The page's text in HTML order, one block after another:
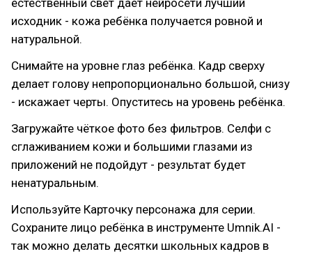
естественный свет даёт нейросети лучший
исходник - кожа ребёнка получается ровной и
натуральной.
Снимайте на уровне глаз ребёнка. Кадр сверху
делает голову непропорционально большой, снизу
- искажает черты. Опуститесь на уровень ребёнка.
Загружайте чёткое фото без фильтров. Селфи с
сглаживанием кожи и большими глазами из
приложений не подойдут - результат будет
ненатуральным.
Используйте Карточку персонажа для серии.
Сохраните лицо ребёнка в инструменте Umnik.AI -
так можно делать десятки школьных кадров в